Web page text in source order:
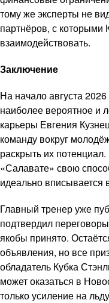
тому же эксперты не
партнёров, с
взаимодействовать.
Заключение
На начало августа
наиболее вероятное и
карьеры Евгения
команду вокруг
раскрыть их
«Салавате» свою
идеально вписывается
Главный тренер уже
подтвердил
якобы принято.
объявления, но все
обладатель Кубка
может оказаться в
только усиление на